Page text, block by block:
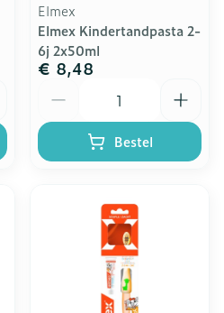
Elmex
Elmex Kindertandpasta 2-
6j 2x50ml
€ 8,48
Bestel